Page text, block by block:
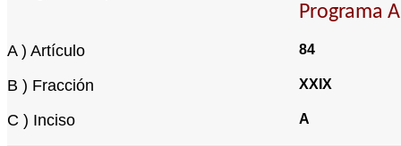
Programa
A ) Artículo 84
B ) Fracción XXIX
C ) Inciso A